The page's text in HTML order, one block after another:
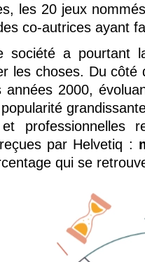
les 20 jeux
co-autrices ayant
a pourtant
les choses. Du
2000,
par Helvetiq :
qui se